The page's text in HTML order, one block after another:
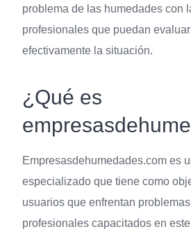
problema de las humedades con
profesionales que puedan
efectivamente la situación.
¿Qué es
Empresasdehumedades.com es
especializado que tiene como
usuarios que enfrentan
profesionales capacitados en